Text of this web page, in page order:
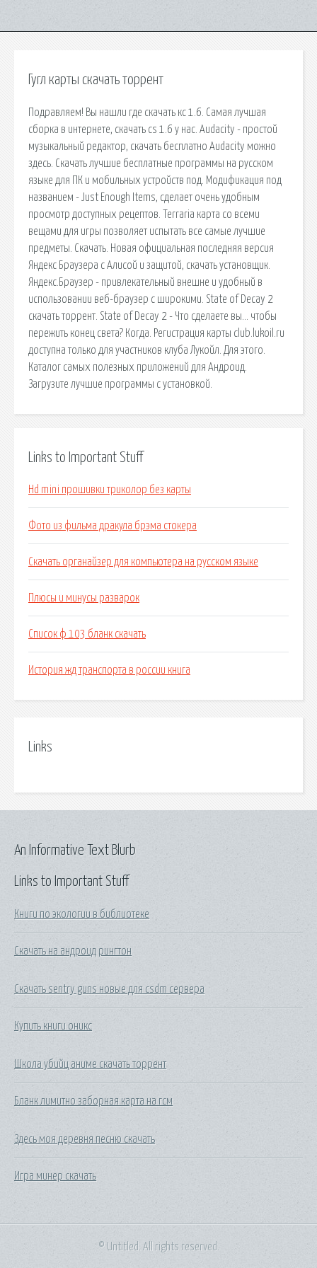
Гугл карты скачать торрент
Подравляем! Вы нашли где скачать кс 1.6. Самая лучшая
сборка в интернете, скачать cs 1.6 у нас. Audacity - простой
музыкальный редактор, скачать бесплатно Audacity можно
здесь. Скачать лучшие бесплатные программы на русском
языке для ПК и мобильных устройств под. Модификация под
названием - Just Enough Items, сделает очень удобным
просмотр доступных рецептов. Terraria карта со всеми
вещами для игры позволяет испытать все самые лучшие
предметы. Скачать. Новая официальная последняя версия
Яндекс Браузера с Алисой и защитой, скачать установщик.
Яндекс.Браузер - привлекательный внешне и удобный в
использовании веб-браузер с широкими. State of Decay 2
скачать торрент. State of Decay 2 - Что сделаете вы… чтобы
пережить конец света? Когда. Регистрация карты club.lukoil.ru
доступна только для участников клуба Лукойл. Для этого.
Каталог самых полезных приложений для Андроид.
Загрузите лучшие программы с установкой.
Links to Important Stuff
Hd mini прошивки триколор без карты
Фото из фильма дракула брэма стокера
Скачать органайзер для компьютера на русском языке
Плюсы и минусы разварок
Список ф 103 бланк скачать
История жд транспорта в россии книга
Links
Links to Important Stuff
Книги по экологии в библиотеке
Скачать на андроид рингтон
Скачать sentry guns новые для csdm сервера
Купить книги оникс
Школа убийц аниме скачать торрент
Бланк лимитно заборная карта на гсм
Здесь моя деревня песню скачать
Игра минер скачать
An Informative Text Blurb
© Untitled. All rights reserved.